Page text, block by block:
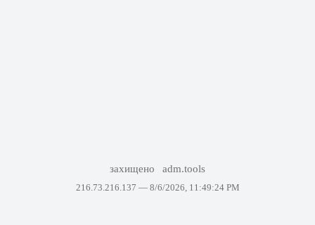
захищено adm.tools
216.73.216.137 — 8/6/2026, 11:49:24 PM